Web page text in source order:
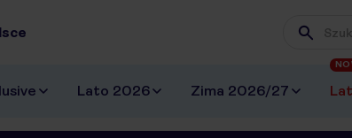
Wpisz
Lato 2026 Zima 2026/27